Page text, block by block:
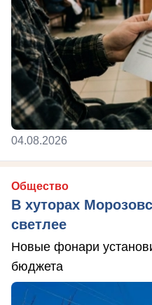
04.08.2026
Общество
В хуторах
светлее
Новые фонари
бюджета